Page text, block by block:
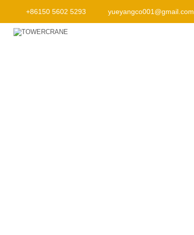
+86150 5602 5293 yueyangco001@gmail.com